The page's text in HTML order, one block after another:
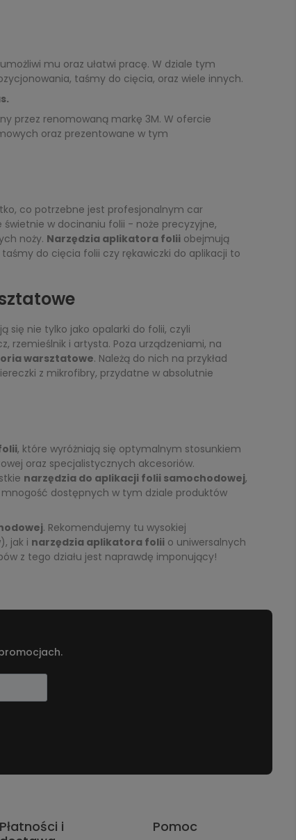
mu oraz ułatwi pracę. W dziale tym
taśmy do cięcia, oraz wiele innych.
przez renomowaną markę 3M. W ofercie
oraz prezentowane w tym
co potrzebne jest profesjonalnym car
w docinaniu folii - noże precyzyjne,
noży. Narzędzia aplikatora foliiobejmują
do cięcia folii czy rękawiczki do aplikacji to
się nie tylko jako opalarki do folii, czyli
rzemieślnik i artysta. Poza urządzeniami, na
warsztatowe. Należą do nich na przykład
z mikrofibry, przydatne w absolutnie
, które wyróżniają się optymalnym stosunkiem
oraz specjalistycznych akcesoriów.
narzędzia do aplikacji folii samochodowej,
dostępnych w tym dziale produktów
. Rekomendujemy tu wysokiej
jak i narzędzia aplikatora foliio uniwersalnych
z tego działu jest naprawdę imponujący!
Płatności i
Pomoc